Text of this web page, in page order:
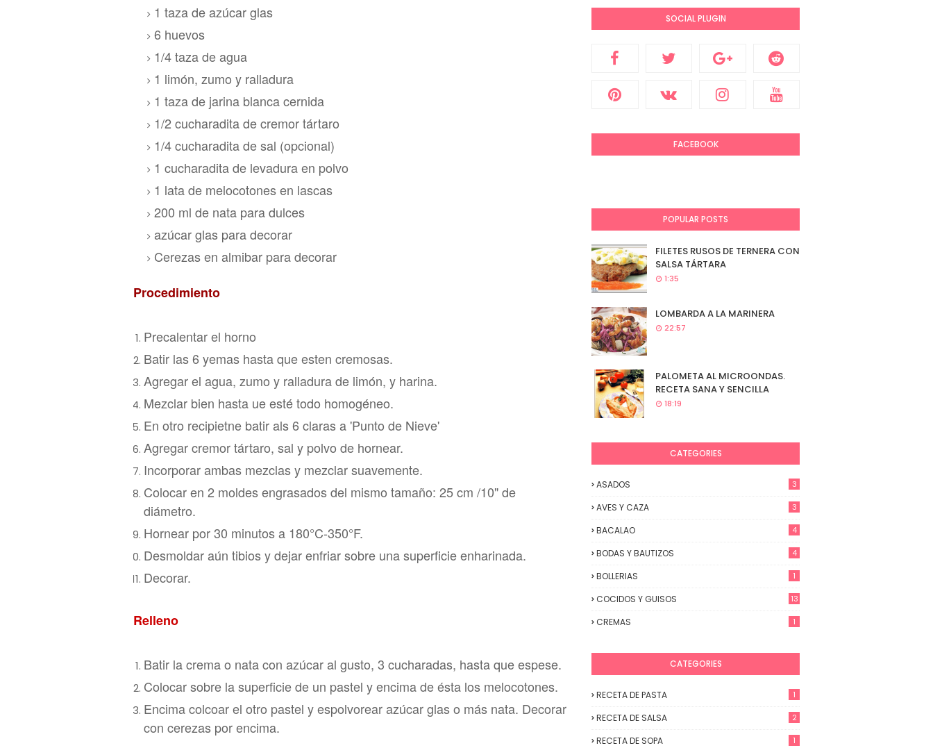
1 taza de azúcar glas
6 huevos
1/4 taza de agua
1 limón, zumo y ralladura
1 taza de jarina blanca cernida
1/2 cucharadita de cremor tártaro
1/4 cucharadita de sal (opcional)
1 cucharadita de levadura en polvo
1 lata de melocotones en lascas
200 ml de nata para dulces
azúcar glas para decorar
Cerezas en almibar para decorar
Procedimiento
Precalentar el horno
Batir las 6 yemas hasta que esten cremosas.
Agregar el agua, zumo y ralladura de limón, y harina.
Mezclar bien hasta ue esté todo homogéneo.
En otro recipietne batir als 6 claras a 'Punto de Nieve'
Agregar cremor tártaro, sal y polvo de hornear.
Incorporar ambas mezclas y mezclar suavemente.
Colocar en 2 moldes engrasados del mismo tamaño: 25 cm /10" de
diámetro.
Hornear por 30 minutos a 180°C-350°F.
Desmoldar aún tibiosy dejar enfriarsobre una superficie enharinada.
Decorar.
Relleno
Batir la crema o natacon azúcar al gusto, 3 cucharadas, hasta que espese.
Colocar sobre la superficie de un pastel y encima de ésta los melocotones.
Encima colcoar el otro pastel yespolvorear azúcar glas o más nata. Decorar
con cerezas por encima.
SOCIAL PLUGIN
FACEBOOK
POPULAR POSTS
FILETES RUSOS DE TERNERA CON
SALSA TÁRTARA
1:35
LOMBARDA A LA MARINERA
22:57
PALOMETA AL MICROONDAS.
RECETA SANA Y SENCILLA
18:19
CATEGORIES
ASADOS 3
AVES Y CAZA 3
BACALAO 4
BODAS Y BAUTIZOS 4
BOLLERIAS 1
COCIDOS Y GUISOS 13
CREMAS 1
CATEGORIES
RECETA DE PASTA 1
RECETA DE SALSA 2
RECETA DE SOPA 1